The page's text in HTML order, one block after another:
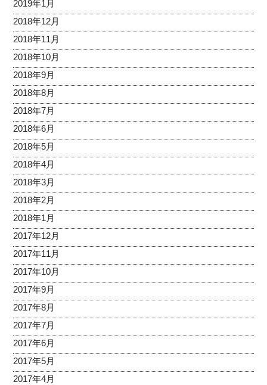
2019年1月
2018年12月
2018年11月
2018年10月
2018年9月
2018年8月
2018年7月
2018年6月
2018年5月
2018年4月
2018年3月
2018年2月
2018年1月
2017年12月
2017年11月
2017年10月
2017年9月
2017年8月
2017年7月
2017年6月
2017年5月
2017年4月